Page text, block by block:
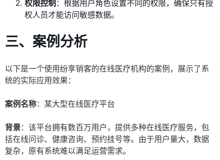
权限控制 ：根据用户角色设置不同的权限，确保只有授
权人员才能访问敏感数据。
三、 案例分析
以下是一个使用纷享销客的在线医疗机构的案例，展示了系
统的实际应用效果：
案例名称：某大型在线医疗平台
背景：该平台拥有数百万用户，提供多种在线医疗服务，包
括在线问诊、健康咨询、预约挂号等。由于用户量大，数据
复杂，原有系统难以满足运营需求。